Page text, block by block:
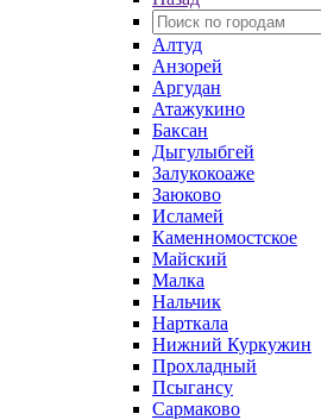
Алтуд
Анзорей
Аргудан
Атажукино
Баксан
Дыгулыбгей
Залукокоаже
Заюково
Исламей
Каменномостское
Майский
Малка
Нальчик
Нарткала
Нижний Куркужин
Прохладный
Псыгансу
Сармаково